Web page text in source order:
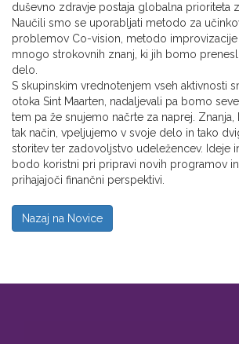
duševno zdravje postaja globalna prioriteta
Naučili smo se uporabljati metodo za
problemov Co-vision, metodo
mnogo strokovnih znanj, ki jih bomo
delo.
S skupinskim vrednotenjem vseh aktivnosti
otoka Sint Maarten, nadaljevali pa bomo
tem pa že snujemo načrte za naprej.
tak način, vpeljujemo v svoje delo in tako
storitev ter zadovoljstvo udeležencev. Ideje
bodo koristni pri pripravi novih programov
prihajajoči finančni perspektivi.
Nazaj na Novice